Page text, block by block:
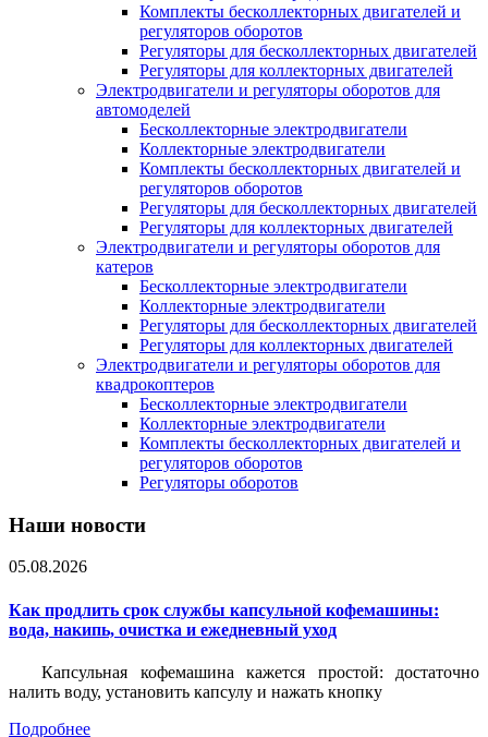
Комплекты бесколлекторных двигателей и
регуляторов оборотов
Регуляторы для бесколлекторных двигателей
Регуляторы для коллекторных двигателей
Электродвигатели и регуляторы оборотов для
автомоделей
Бесколлекторные электродвигатели
Коллекторные электродвигатели
Комплекты бесколлекторных двигателей и
регуляторов оборотов
Регуляторы для бесколлекторных двигателей
Регуляторы для коллекторных двигателей
Электродвигатели и регуляторы оборотов для
катеров
Бесколлекторные электродвигатели
Коллекторные электродвигатели
Регуляторы для бесколлекторных двигателей
Регуляторы для коллекторных двигателей
Электродвигатели и регуляторы оборотов для
квадрокоптеров
Бесколлекторные электродвигатели
Коллекторные электродвигатели
Комплекты бесколлекторных двигателей и
регуляторов оборотов
Регуляторы оборотов
Наши новости
05.08.2026
Как продлить срок службы капсульной кофемашины:
вода, накипь, очистка и ежедневный уход
Капсульная кофемашина кажется простой: достаточно
налить воду, установить капсулу и нажать кнопку
Подробнее